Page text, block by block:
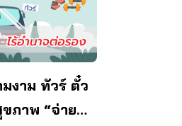
งาม ทัวร์ ตั๋ว
ภาพ “จ่าย